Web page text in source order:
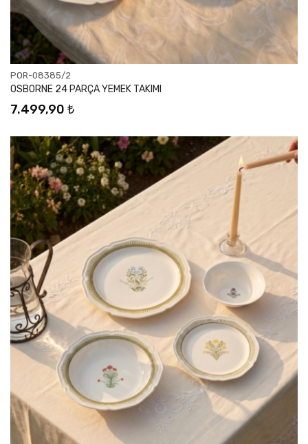
POR-08385/2
OSBORNE 24 PARÇA YEMEK TAKIMI
7.499,90 ₺